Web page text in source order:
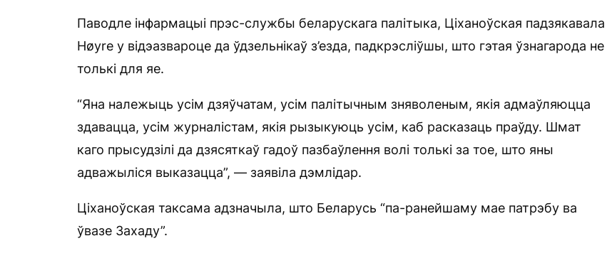
Паводле інфармацыі прэс-службы беларускага палітыка, Ціханоўская падзякавала
Høyre у відэазвароце да ўдзельнікаў з’езда, падкрэсліўшы, што гэтая ўзнагарода не
толькі для яе.
“Яна належыць усім дзяўчатам, усім палітычным зняволеным, якія адмаўляюцца
здавацца, усім журналістам, якія рызыкуюць усім, каб расказаць праўду. Шмат
каго прысудзілі да дзясяткаў гадоў пазбаўлення волі толькі за тое, што яны
адважыліся выказацца”, — заявіла дэмлідар.
Ціханоўская таксама адзначыла, што Беларусь “па-ранейшаму мае патрэбу ва
ўвазе Захаду”.